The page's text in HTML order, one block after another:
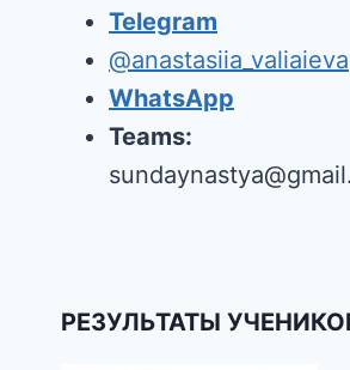
Telegram
@anastasiia_valiaieva
WhatsApp
Teams:
РЕЗУЛЬТАТЫ